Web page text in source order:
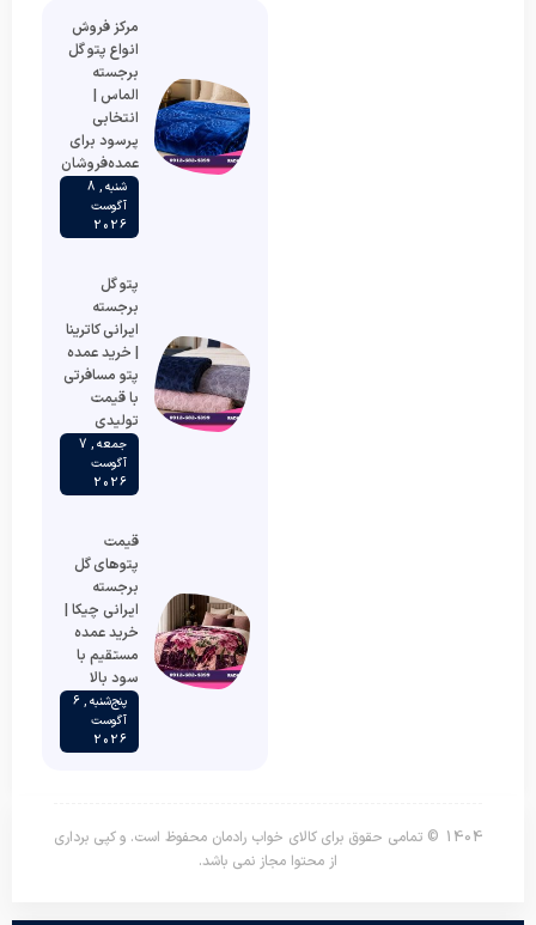
مرکز فروش
انواع پتو گل
برجسته
الماس |
انتخابی
پرسود برای
عمده‌فروشان
شنبه , 8
آگوست
2026
پتو گل
برجسته
ایرانی کاترینا
| خرید عمده
پتو مسافرتی
با قیمت
تولیدی
جمعه , 7
آگوست
2026
قیمت
پتوهای گل
برجسته
ایرانی چیکا |
خرید عمده
مستقیم با
سود بالا
پنج‌شنبه , 6
آگوست
2026
1404 © تمامی حقوق برای کالای خواب رادمان محفوظ است. و کپی برداری
از محتوا مجاز نمی باشد.